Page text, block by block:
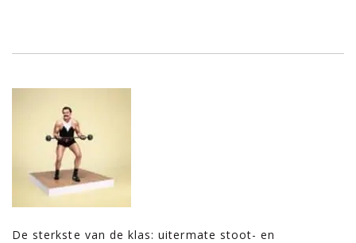
De sterkste van de klas: uitermate stoot- en